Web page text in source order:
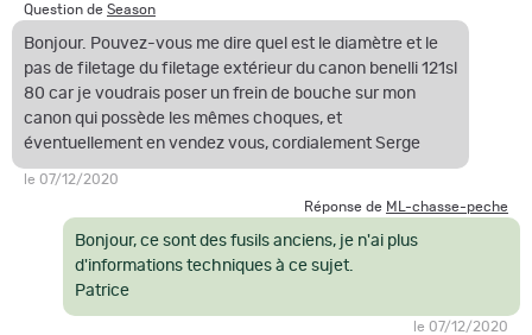
Question de Season
Bonjour. Pouvez-vous me dire quel est le diamètre et le
pas de filetage du filetage extérieur du canon benelli 121sl
80 car je voudrais poser un frein de bouche sur mon
canon qui possède les mêmes choques, et
éventuellement en vendez vous, cordialement Serge
le 07/12/2020
Réponse de ML-chasse-peche
Bonjour, ce sont des fusils anciens, je n'ai plus
d'informations techniques à ce sujet.
Patrice
le 07/12/2020